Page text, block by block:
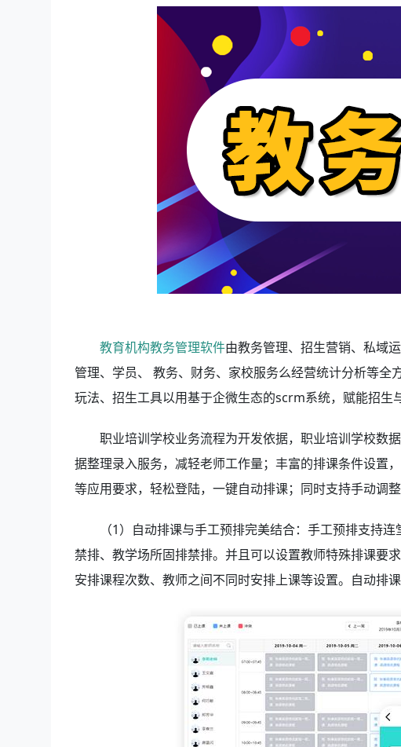
教育机构教务管理软件由教务管理、招生营销、私域
管理、学员、 教务、财务、家校服务么经营统计分析等
玩法、招生工具以用基于企微生态的scrm系统，赋能招生
职业培训学校业务流程为开发依据，职业培训学校数
据整理录入服务，减轻老师工作量；丰富的排课条件设置
等应用要求，轻松登陆，一键自动排课；同时支持手动调
（1）自动排课与手工预排完美结合：手工预排支持
禁排、教学场所固排禁排。并且可以设置教师特殊排课要
安排课程次数、教师之间不同时安排上课等设置。自动排